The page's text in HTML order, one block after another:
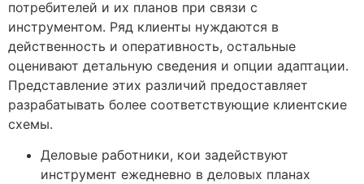
потребителей и их планов при связи с
инструментом. Ряд клиенты нуждаются в
действенность и оперативность, остальные
оценивают детальную сведения и опции адаптации.
Представление этих различий предоставляет
разрабатывать более соответствующие клиентские
схемы.
Деловые работники, кои задействуют
инструмент ежедневно в деловых планах